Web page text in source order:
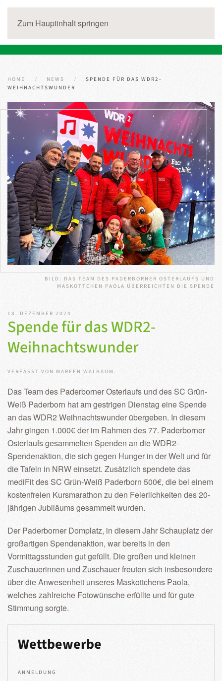
Zum Hauptinhalt springen
HOME NEWS
SPENDE FÜR DAS WDR2-
WEIHNACHTSWUNDER
BILD: DAS TEAM DES PADERBORNER OSTERLAUFS UND
MASKOTTCHEN PAOLA ÜBERREICHTEN DIE SPENDE
18. DEZEMBER 2024
Spende für das WDR2-
Weihnachtswunder
VERFASST VON MAREEN WALBAUM.
Das Team des Paderborner Osterlaufs und des SC Grün-
Weiß Paderborn hat am gestrigen Dienstag eine Spende
an das WDR2 Weihnachtswunder übergeben. In diesem
Jahr gingen 1.000€ der im Rahmen des 77. Paderborner
Osterlaufs gesammelten Spenden an die WDR2-
Spendenaktion, die sich gegen Hunger in der Welt und für
die Tafeln in NRW einsetzt. Zusätzlich spendete das
mediFit des SC Grün-Weiß Paderborn 500€, die bei einem
kostenfreien Kursmarathon zu den Feierlichkeiten des 20-
jährigen Jubiläums gesammelt wurden.
Der Paderborner Domplatz, in diesem Jahr Schauplatz der
großartigen Spendenaktion, war bereits in den
Vormittagsstunden gut gefüllt. Die großen und kleinen
Zuschauerinnen und Zuschauer freuten sich insbesondere
über die Anwesenheit unseres Maskottchens Paola,
welches zahlreiche Fotowünsche erfüllte und für gute
Stimmung sorgte.
Wettbewerbe
ANMELDUNG